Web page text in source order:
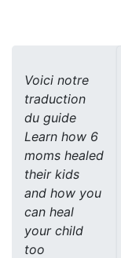
Ces mamans
Voici notre
traduction
du guide
Learn how 6
moms healed
their kids
and how you
can heal
your child
too